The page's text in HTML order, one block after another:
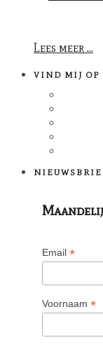
Lees meer ...
VIND MIJ OP
Email *
Voornaam *